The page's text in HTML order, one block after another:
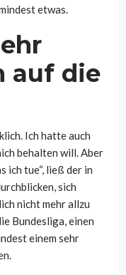
etwas.
auf die
Ich hatte auch
behalten will. Aber
ich tue“, ließ der in
sich
nicht mehr allzu
Bundesliga, einen
einem sehr